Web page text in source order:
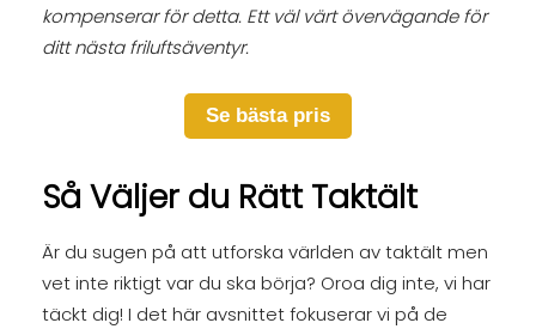
kompenserar för detta. Ett väl värt övervägande för
ditt nästa friluftsäventyr.
Se bästa pris
Så Väljer du Rätt Taktält
Är du sugen på att utforska världen av taktält men
vet inte riktigt var du ska börja? Oroa dig inte, vi har
täckt dig! I det här avsnittet fokuserar vi på de